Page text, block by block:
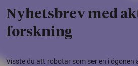
Nyhetsbrev med
forskning
Visste du att robotar som ser en i ögonen